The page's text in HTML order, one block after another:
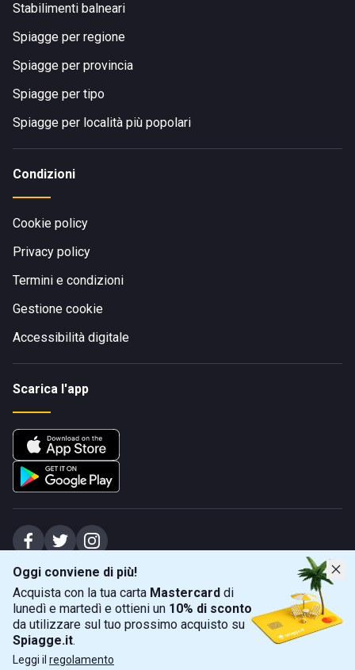
Oggi conviene di più!
Acquista con la tua carta Mastercard di
lunedì e martedì e ottieni un 10% di sconto
da utilizzare sul tuo prossimo acquisto su
Spiagge.it.
Leggi il regolamento
Stabilimenti balneari
Spiagge per regione
Spiagge per provincia
Spiagge per tipo
Spiagge per località più popolari
Condizioni
Cookie policy
Privacy policy
Termini e condizioni
Gestione cookie
Accessibilità digitale
Scarica l'app
Spiagge Srl - Sede legale: Via Marecchiese 48, 47923 Rimini (RN), IT -
capitale sociale Euro 31245,57 - Iscritta al registro delle imprese di Rimini
Sede operativa: Via Flaminia 180, 47924 Rimini (RN), IT
+39 0541 772375
info@spiagge.it - p.i./c.f. 04536640404
© 2026 Spiagge Srl. Tutti i diritti riservati.